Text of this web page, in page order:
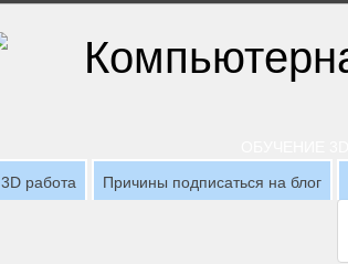
3D работа
Причины подписаться на блог